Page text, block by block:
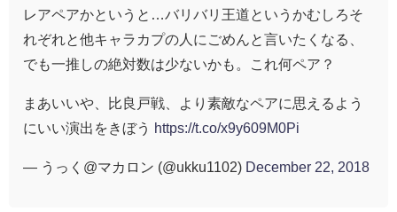
レアペアかというと…バリバリ王道というかむしろそ
れぞれと他キャラカプの人にごめんと言いたくなる、
でも一推しの絶対数は少ないかも。これ何ペア？
まあいいや、比良戸戦、より素敵なペアに思えるよう
にいい演出をきぼう
https://t.co/x9y609M0Pi
— うっく@マカロン (@ukku1102) December 22, 2018